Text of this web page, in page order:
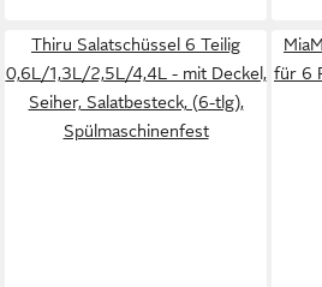
Thiru Salatschüssel 6 Teilig
0,6L/1,3L/2,5L/4,4L - mit Deckel,
Seiher, Salatbesteck, (6-tlg),
Spülmaschinenfest
für 6